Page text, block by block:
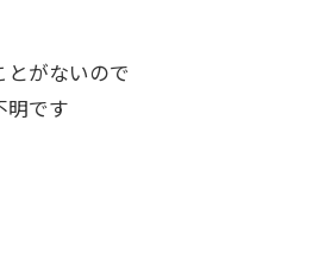
とがないので
明です